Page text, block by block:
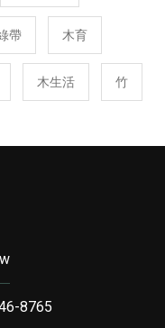
帶 木育
木生活 竹
8765